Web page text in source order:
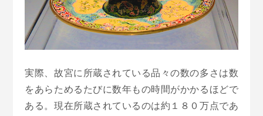
実際、故宮に所蔵されている品々の数の多さは数
をあらためるたびに数年もの時間がかかるほどで
ある。現在所蔵されているのは約１８０万点であ